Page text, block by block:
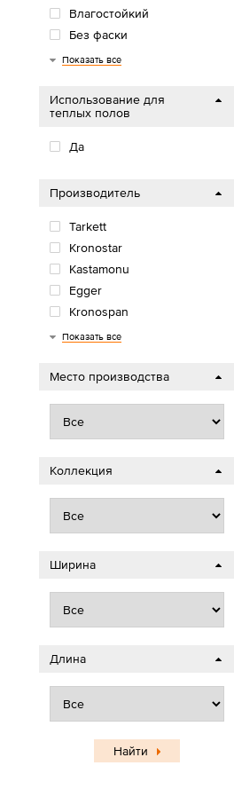
Влагостойкий
Без фаски
Фаска U4
Показать все
Использование для
теплых полов
Да
Производитель
Tarkett
Kronostar
Kastamonu
Egger
Kronospan
Wood Style
Royce
AGT
Classen
Timber
Показать все
Место производства
Коллекция
Ширина
Длина
Найти